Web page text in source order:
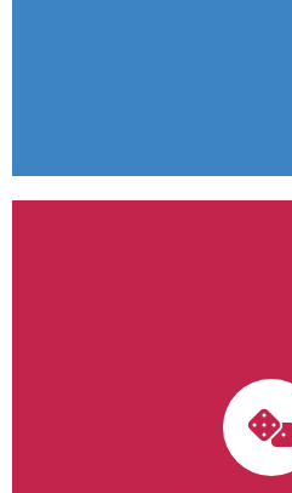
bergeracois. A travers
Périscolaires (TAP) et les
apportons une réponse